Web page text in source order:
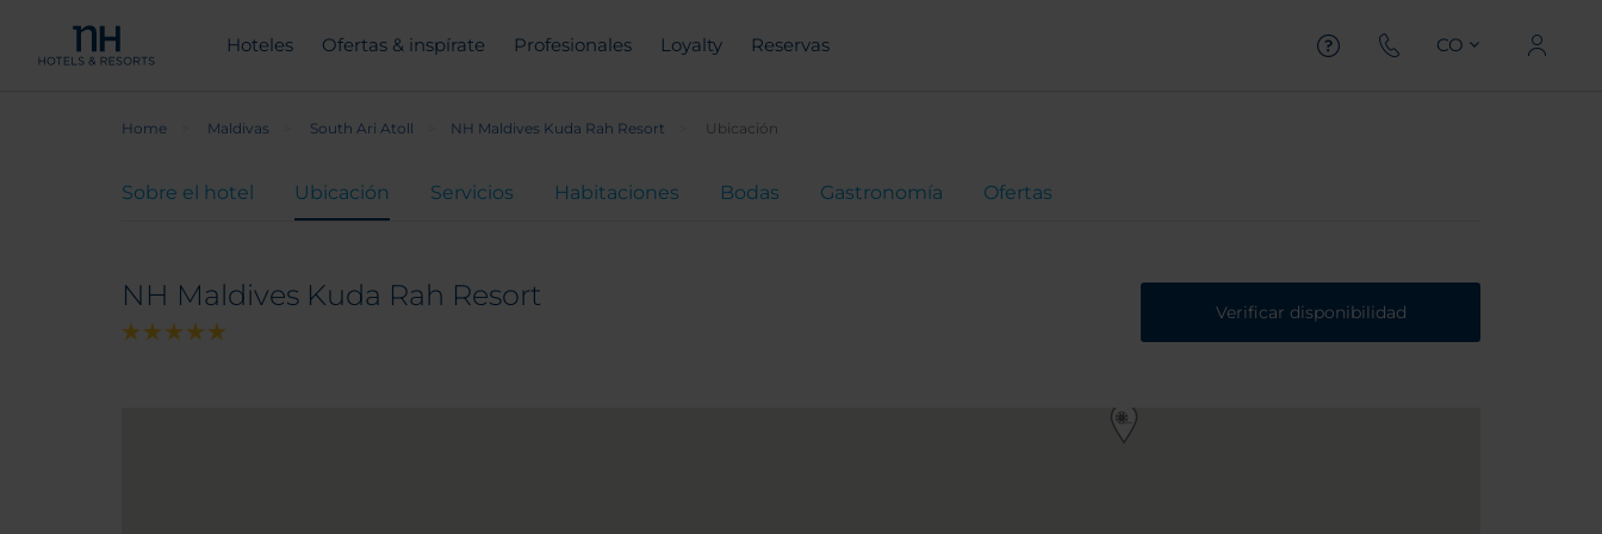
Hoteles Ofertas & inspírate Profesionales Loyalty Reservas CO
Home Maldivas South Ari Atoll NH Maldives Kuda Rah Resort Ubicación
Sobre el hotel Ubicación Servicios Habitaciones Bodas Gastronomía Ofertas
NH Maldives Kuda Rah Resort Verificar disponibilidad